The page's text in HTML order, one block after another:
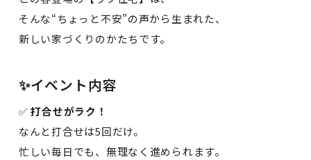
そんな“ちょっと不安”の声から生まれた、
新しい家づくりのかたちです。
✨イベント内容
✅打合せがラク！
なんと打合せは5回だけ。
忙しい毎日でも、無理なく進められます。